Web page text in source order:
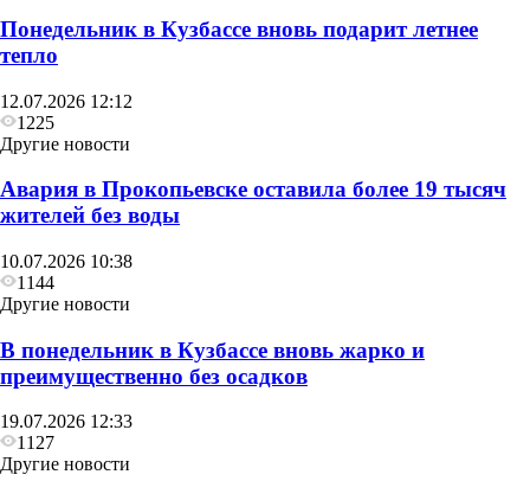
Понедельник в Кузбассе вновь подарит летнее
тепло
12.07.2026 12:12
1225
Другие новости
Авария в Прокопьевске оставила более 19 тысяч
жителей без воды
10.07.2026 10:38
1144
Другие новости
В понедельник в Кузбассе вновь жарко и
преимущественно без осадков
19.07.2026 12:33
1127
Другие новости